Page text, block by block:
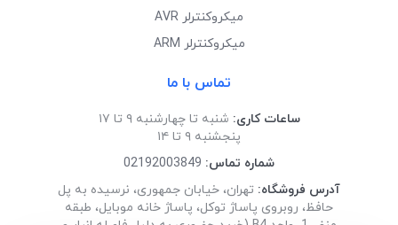
میکروکنترلر AVR
میکروکنترلر ARM
تماس با ما
ساعات کاری: شنبه تا چهارشنبه ۹ تا ۱۷
پنجشنبه ۹ تا ۱۴
شماره تماس: 02192003849
آدرس فروشگاه: تهران، خیابان جمهوری، نرسیده به پل
حافظ، روبروی پاساژ توکل، پاساژ خانه موبایل، طبقه